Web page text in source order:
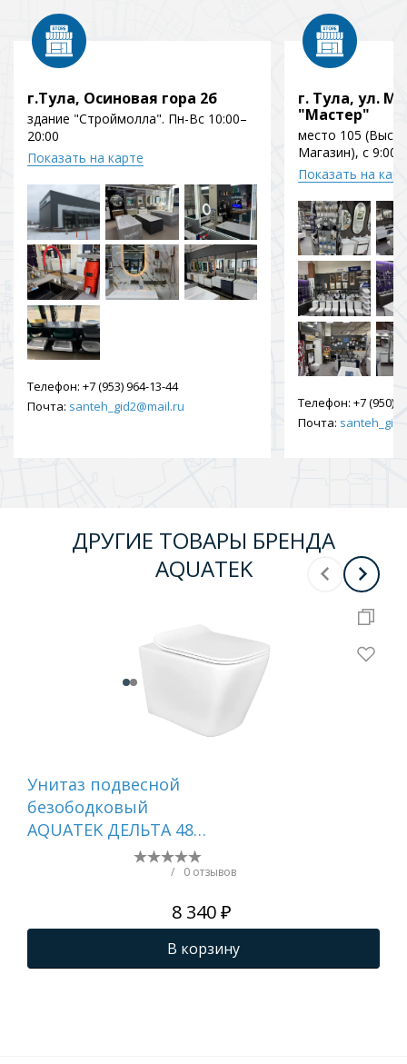
г.Тула, Осиновая гора 2б
здание "Строймолла". Пн-Вс 10:00–
20:00
Показать на карте
Телефон: +7 (953) 964-13-44
Почта: santeh_gid2@mail.ru
г. Тула, ул.
"Мастер"
место 105
Магазин), с 9:00
Показать на
Телефон: +7 (950)
Почта:
ДРУГИЕ ТОВАРЫ БРЕНДА
AQUATEK
Унитаз подвесной
безободковый
AQUATEK ДЕЛЬТА 480
x 350 x 320 мм,
/ 0 отзывов
8 340 ₽
В корзину